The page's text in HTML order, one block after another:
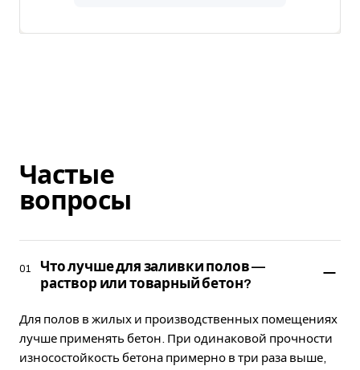
Частые
вопросы
01
Что лучше для заливки полов —
раствор или товарный бетон?
Для полов в жилых и производственных помещениях
лучше применять бетон. При одинаковой прочности
износостойкость бетона примерно в три раза выше,